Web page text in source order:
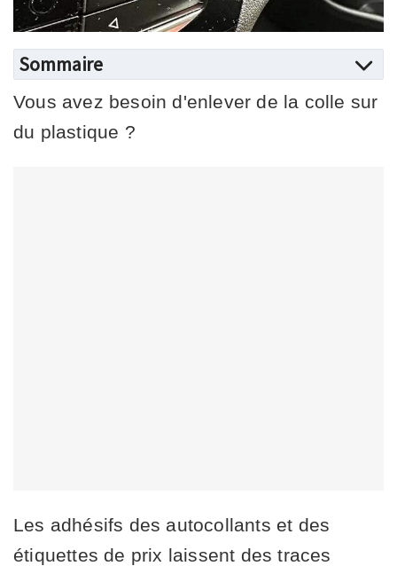
Sommaire
Vous avez besoin d'enlever de la colle sur
du plastique ?
Les adhésifs des autocollants et des
étiquettes de prix laissent des traces